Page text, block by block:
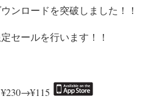
ンロードを突破しました！！
セールを行います！！